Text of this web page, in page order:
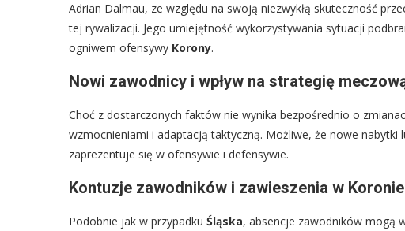
Adrian Dalmau, ze względu na swoją niezwykłą skuteczność
tej rywalizacji. Jego umiejętność wykorzystywania sytuacji
ogniwem ofensywy Korony.
Nowi zawodnicy i wpływ na strategię
Choć z dostarczonych faktów nie wynika bezpośrednio o
wzmocnieniami i adaptacją taktyczną. Możliwe, że nowe nabytki
zaprezentuje się w ofensywie i defensywie.
Kontuzje zawodników i zawieszenia w
Podobnie jak w przypadku Śląska, absencje zawodników mogą